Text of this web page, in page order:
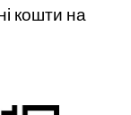
кошти на